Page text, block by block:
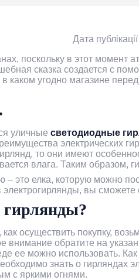
Дата
поскольку в этот момент
сказка создается с
каком угодно магазине
уличные светодиодные
электрических
то они имеют
влага. Таким образом,
– это елка, которую можно
вы сможете
гирлянды?
осуществить покупку,
внимание обратите на
ее можно использовать.
знать о гирляндах
с яркими огнями.